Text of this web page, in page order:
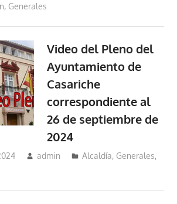
, Generales
Video del Pleno del
Ayuntamiento de
Casariche
correspondiente al
26 de septiembre de
2024
admin Alcaldía, Generales,